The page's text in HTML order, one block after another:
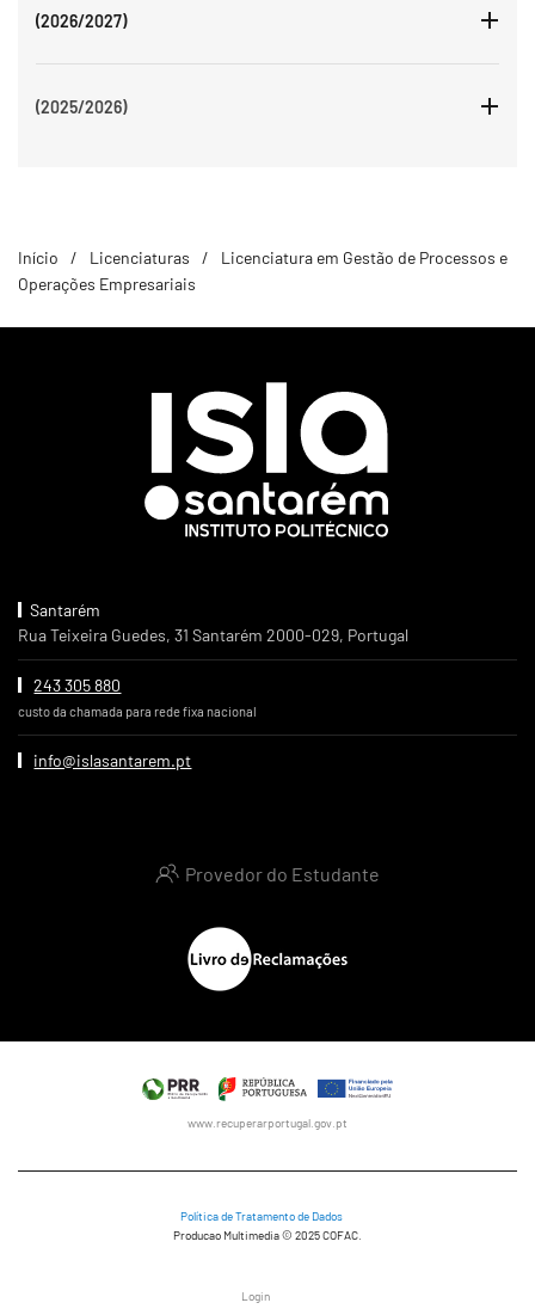
(2026/2027)
(2025/2026)
Início Licenciaturas
Licenciatura em Gestão de Processos e
Operações Empresariais
Santarém
Rua Teixeira Guedes, 31 Santarém 2000-029, Portugal
243 305 880
custo da chamada para rede fixa nacional
info@islasantarem.pt
Provedor do Estudante
www.recuperarportugal.gov.pt
Política de Tratamento de Dados
Producao Multimedia © 2025 COFAC.
Login